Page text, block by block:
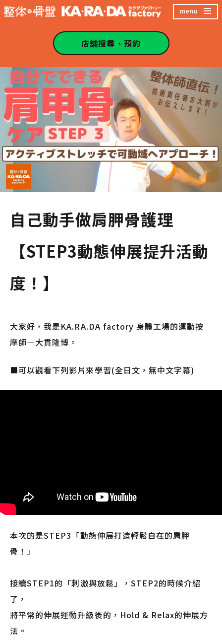
跳
容
區
menu
店舖搜尋、預約
自己動手做肩胛骨護理
【STEP3動態伸展提升活動
度！】
大家好，我是KA.RA.DA factory 身體工場的運動按
摩師—大貫隆博。
■可以觀看下列影片來學習(全日文，無中文字幕)
本次的是STEP3「動態伸展打造輕鬆自在的肩胛
骨！」
接續STEP1的「刺激與放鬆」，STEP2的時候介紹
了，
將平常的伸展運動升級後的，Hold & Relax的伸展方
法。